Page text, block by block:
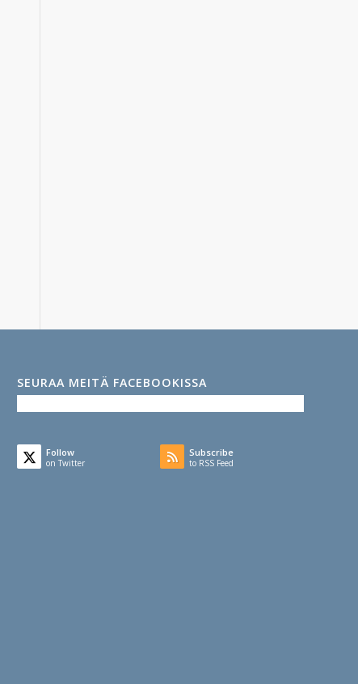
SEURAA MEITÄ FACEBOOKISSA
Follow
on Twitter
Subscribe
to RSS Feed